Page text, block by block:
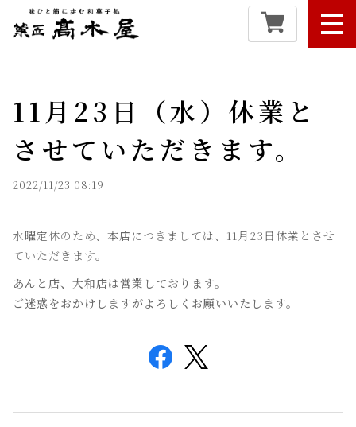
11月23日（水）休業と
させていただきます。
2022/11/23 08:19
水曜定休のため、本店につきましては、11月23日休業とさせ
ていただきます。
あんと店、大和店は営業しております。
ご迷惑をおかけしますがよろしくお願いいたします。